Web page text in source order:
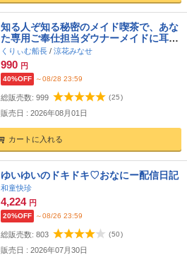
知る人ぞ知る秘密のメイド喫茶で、あな
た専用ご奉仕担当ダウナーメイドに耳舐
めたっぷり癒しのフルコースされちゃう
話
くりぃむ船長 / 涼花みなせ
990 円
40%OFF ～08/28 23:59
総販売数: 999 (25)
販売日 : 2026年08月01日
カートに入れる
ゆいゆいのドキドキ♡おなにー配信日記
和童快珍
4,224 円
20%OFF ～08/26 23:59
総販売数: 803 (50)
販売日 : 2026年07月30日